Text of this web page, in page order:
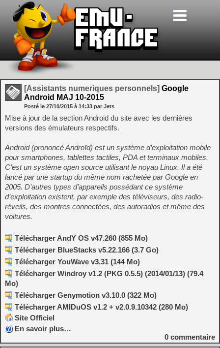
[Assistants numeriques personnels] Google
Android MAJ 10-2015
Posté le 27/10/2015 à 14:33 par Jets
Mise à jour de la section Android du site avec les dernières
versions des émulateurs respectifs.
Android (prononcé Androïd) est un système d’exploitation mobile
pour smartphones, tablettes tactiles, PDA et terminaux mobiles.
C’est un système open source utilisant le noyau Linux. Il a été
lancé par une startup du même nom rachetée par Google en
2005. D’autres types d’appareils possédant ce système
d’exploitation existent, par exemple des téléviseurs, des radio-
réveils, des montres connectées, des autoradios et même des
voitures.
Télécharger AndY OS v47.260 (855 Mo)
Télécharger BlueStacks v5.22.166 (3.7 Go)
Télécharger YouWave v3.31 (144 Mo)
Télécharger Windroy v1.2 (PKG 0.5.5) (2014/01/13) (79.4
Mo)
Télécharger Genymotion v3.10.0 (322 Mo)
Télécharger AMIDuOS v1.2 + v2.0.9.10342 (280 Mo)
Site Officiel
En savoir plus…
0 commentaire